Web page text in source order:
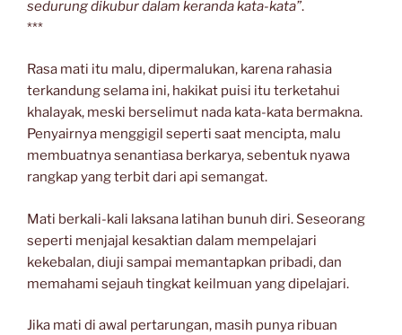
sedurung dikubur dalam keranda kata-kata”.
***
Rasa mati itu malu, dipermalukan, karena rahasia
terkandung selama ini, hakikat puisi itu terketahui
khalayak, meski berselimut nada kata-kata bermakna.
Penyairnya menggigil seperti saat mencipta, malu
membuatnya senantiasa berkarya, sebentuk nyawa
rangkap yang terbit dari api semangat.
Mati berkali-kali laksana latihan bunuh diri. Seseorang
seperti menjajal kesaktian dalam mempelajari
kekebalan, diuji sampai memantapkan pribadi, dan
memahami sejauh tingkat keilmuan yang dipelajari.
Jika mati di awal pertarungan, masih punya ribuan